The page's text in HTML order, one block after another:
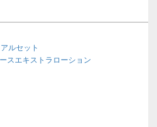
ルセット
スエキストラローション